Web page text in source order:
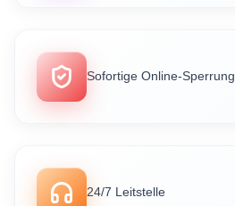
Sofortige Online-Sperrung
24/7 Leitstelle